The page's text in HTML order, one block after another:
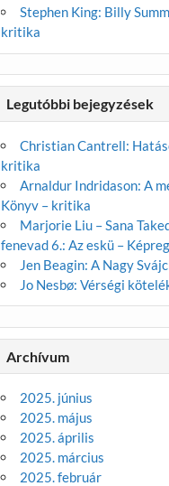
Stephen King: Billy
kritika
Legutóbbi bejegyzések
Christian Cantrell:
kritika
Arnaldur Indridason: A
Könyv – kritika
Marjorie Liu – Sana
fenevad 6.: Az eskü –
Jen Beagin: A Nagy
Jo Nesbø: Vérségi
Archívum
2025. június
2025. május
2025. április
2025. március
2025. február